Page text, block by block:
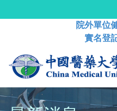
院外單位
實名登